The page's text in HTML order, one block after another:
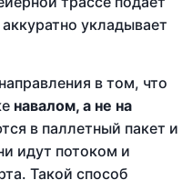
укладывает
в том, что
навалом, а не на
в паллетный пакет и
идут потоком и
Такой способ